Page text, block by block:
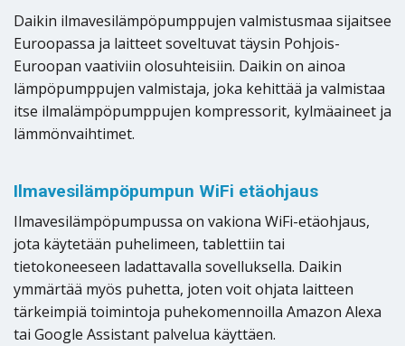
Daikin ilmavesilämpöpumppujen valmistusmaa sijaitsee
Euroopassa ja laitteet soveltuvat täysin Pohjois-
Euroopan vaativiin olosuhteisiin. Daikin on ainoa
lämpöpumppujen valmistaja, joka kehittää ja valmistaa
itse ilmalämpöpumppujen kompressorit, kylmäaineet ja
lämmönvaihtimet.
Ilmavesilämpöpumpun WiFi etäohjaus
Ilmavesilämpöpumpussa on vakiona WiFi-etäohjaus,
jota käytetään puhelimeen, tablettiin tai
tietokoneeseen ladattavalla sovelluksella. Daikin
ymmärtää myös puhetta, joten voit ohjata laitteen
tärkeimpiä toimintoja puhekomennoilla Amazon Alexa
tai Google Assistant palvelua käyttäen.